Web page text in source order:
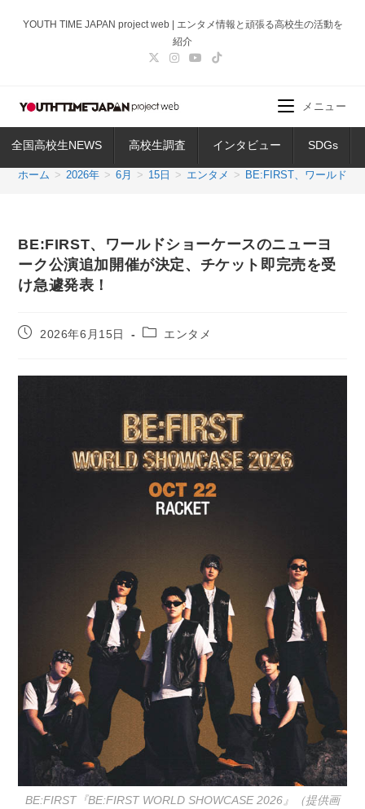
ス
ッ
YOUTH TIME JAPAN project web | エンタメ情報と頑張る高校生の活動を
紹介
全国高校生NEWS 高校生調査 インタビュー SDGs
メニュー
ホーム > 2026年 > 6月 > 15日 > エンタメ > BE:FIRST、ワールドシ
BE:FIRST、ワールドショーケースのニューヨ
ーク公演追加開催が決定、チケット即完売を受
け急遽発表！
投
開
2026年6月15日
投
テ
リ
ー:
エンタメ
BE:FIRST『BE:FIRST WORLD SHOWCASE 2026』（提供画